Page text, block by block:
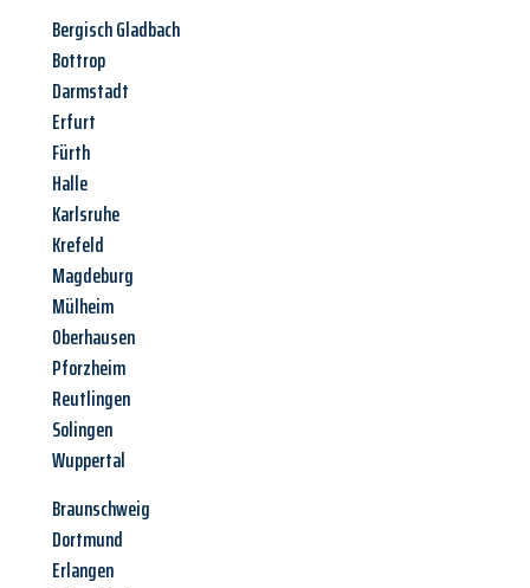
Bergisch Gladbach
Bottrop
Darmstadt
Erfurt
Fürth
Halle
Karlsruhe
Krefeld
Magdeburg
Mülheim
Oberhausen
Pforzheim
Reutlingen
Solingen
Wuppertal
Braunschweig
Dortmund
Erlangen